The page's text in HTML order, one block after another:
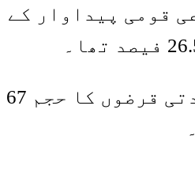
قومی پیداوار کے
اس وقت پاکستان کے 110 ارب ڈالر کے غیر ملکی قرضوں میں ایک سال سے زائد مدت یعنی طویل مدتی قرضوں کا حجم 67